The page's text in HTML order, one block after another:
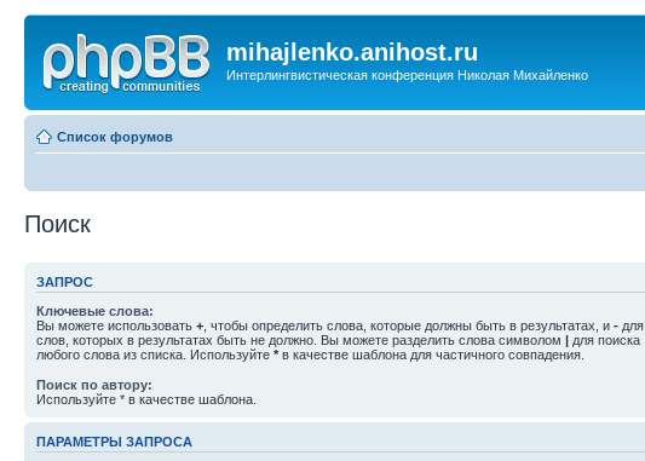
mihajlenko.anihost.ru
Интерлингвистическая конференция Николая Михайленко
Список форумов
Поиск
ЗАПРОС
Ключевые слова:
Вы можете использовать + , чтобы определить слова, которые должны быть в результатах, и - для
слов, которых в результатах быть не должно. Вы можете разделить слова символом | для поиска
любого слова из списка. Используйте * в качестве шаблона для частичного совпадения.
Поиск по автору:
Используйте * в качестве шаблона.
ПАРАМЕТРЫ ЗАПРОСА